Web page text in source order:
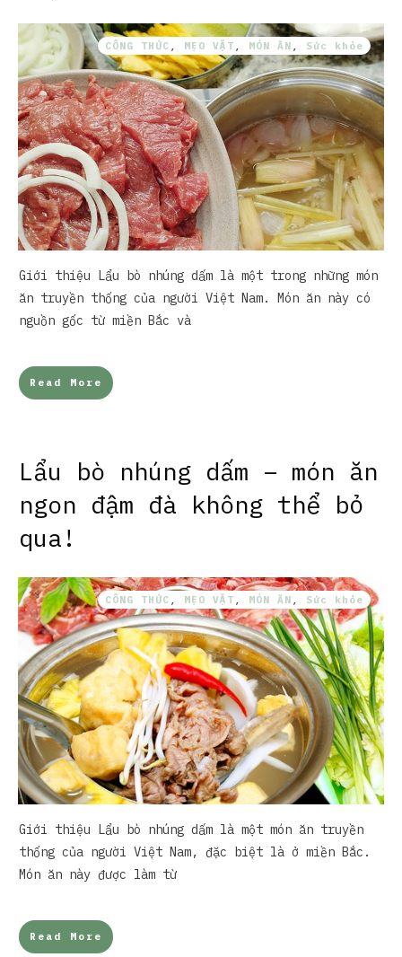
CÔNG THỨC MẸO VẶT MÓN ĂN Sức khỏe
Giới thiệu Lẩu bò nhúng dấm là một trong những món
ăn truyền thống của người Việt Nam. Món ăn này có
nguồn gốc từ miền Bắc và
Read More
Lẩu bò nhúng dấm – món ăn
ngon đậm đà không thể bỏ
qua!
CÔNG THỨC MẸO VẶT MÓN ĂN Sức khỏe
Giới thiệu Lẩu bò nhúng dấm là một món ăn truyền
thống của người Việt Nam, đặc biệt là ở miền Bắc.
Món ăn này được làm từ
Read More